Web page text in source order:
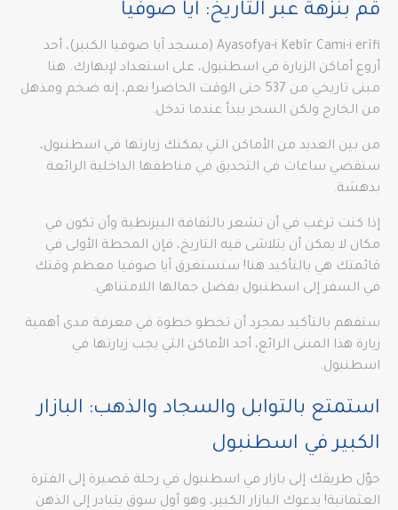
قم بنزهة عبر التاريخ: آيا صوفيا
Ayasofya-i Kebîr Cami-i erîfi (مسجد آيا صوفيا الكبير)، أحد
أروع أماكن الزيارة في اسطنبول، على استعداد لإبهارك. هنا
مبنى تاريخي من 537 حتى الوقت الحاضر! نعم، إنه ضخم ومذهل
من الخارج ولكن السحر يبدأ عندما تدخل.
من بين العديد من الأماكن التي يمكنك زيارتها في اسطنبول،
ستقضي ساعات في التحديق في مناطقها الداخلية الرائعة
بدهشة.
إذا كنت ترغب في أن تشعر بالثقافة البيزنطية وأن تكون في
مكان لا يمكن أن يتلاشى فيه التاريخ، فإن المحطة الأولى في
قائمتك هي بالتأكيد هنا! ستستغرق آيا صوفيا معظم وقتك
في السفر إلى اسطنبول بفضل جمالها اللامتناهي.
ستفهم بالتأكيد بمجرد أن تخطو خطوة في معرفة مدى أهمية
زيارة هذا المبنى الرائع، أحد الأماكن التي يجب زيارتها في
اسطنبول.
استمتع بالتوابل والسجاد والذهب: البازار
الكبير في اسطنبول
حوّل طريقك إلى بازار في اسطنبول في رحلة قصيرة إلى الفترة
العثمانية! يدعوك البازار الكبير، وهو أول سوق يتبادر إلى الذهن